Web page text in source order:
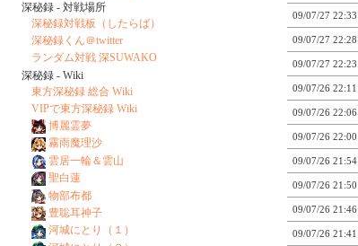
09/07/27 22:33
09/07/27 22:28
09/07/27 22:23
09/07/26 22:11
09/07/26 22:06
09/07/26 22:00
09/07/26 21:54
09/07/26 21:50
09/07/26 21:46
09/07/26 21:41
深秘録 - 対戦場所
深秘録対戦板（したらば）
深秘録くん＠twitter
ランダム対戦 深SUWAKO
深秘録 - Wiki
東方深秘録 総合 Wiki
VIPで東方深秘録 Wiki
博麗霊夢
霧雨魔理沙
雲居一輪＆雲山
聖白蓮
物部布都
豊聡耳神子
河城にとり（１）